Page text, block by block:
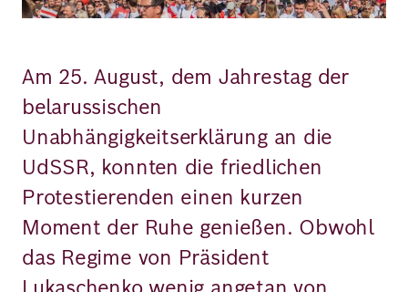
Deutsch Englisch
Am 25. August, dem Jahrestag der
belarussischen
Unabhängigkeitserklärung an die
UdSSR, konnten die friedlichen
Protestierenden einen kurzen
Moment der Ruhe genießen. Obwohl
das Regime von Präsident